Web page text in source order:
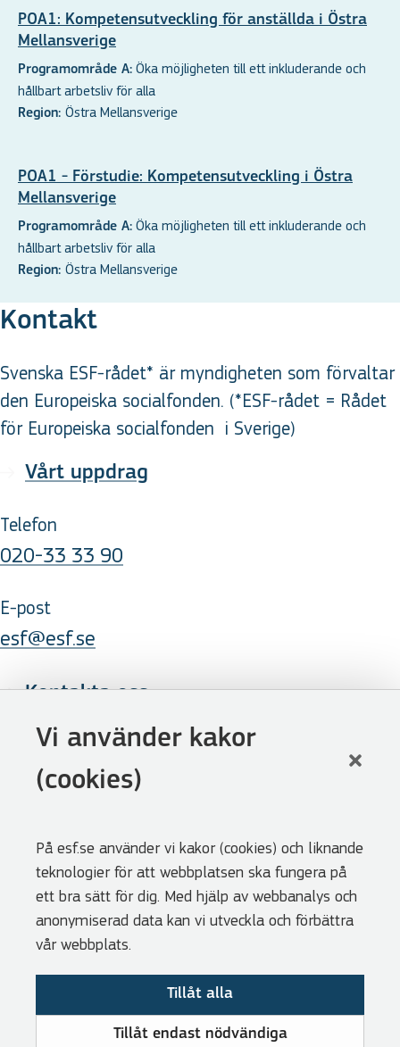
Vi använder kakor
(cookies)
På esf.se använder vi kakor (cookies) och liknande
teknologier för att webbplatsen ska fungera på
ett bra sätt för dig. Med hjälp av webbanalys och
anonymiserad data kan vi utveckla och förbättra
vår webbplats.
Tillåt alla
Tillåt endast nödvändiga
POA1: Kompetensutveckling för anställda i Östra
Mellansverige
Programområde A: Öka möjligheten till ett inkluderande och
hållbart arbetsliv för alla
Region: Östra Mellansverige
POA1 - Förstudie: Kompetensutveckling i Östra
Mellansverige
Programområde A: Öka möjligheten till ett inkluderande och
hållbart arbetsliv för alla
Region: Östra Mellansverige
Kontakt
Svenska ESF-rådet* är myndigheten som förvaltar
den Europeiska socialfonden. (*ESF-rådet = Rådet
för Europeiska socialfonden i Sverige)
Vårt uppdrag
Telefon
020-33 33 90
E-post
esf@esf.se
Kontakta oss
Följ oss
LinkedIn
Genvägar
Webbshoppen